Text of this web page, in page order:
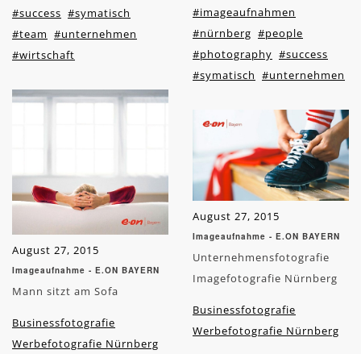
#success #symatisch
#team #unternehmen
#wirtschaft
August 27, 2015
Imageaufnahme - E.ON BAYERN
Mann sitzt am Sofa
Businessfotografie
Werbefotografie Nürnberg
#imageaufnahmen
#nürnberg #people
#photography #success
#symatisch #unternehmen
August 27, 2015
Imageaufnahme - E.ON BAYERN
Unternehmensfotografie
Imagefotografie Nürnberg
Businessfotografie
Werbefotografie Nürnberg